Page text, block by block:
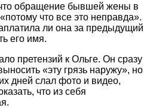
обращение бывшей жены в
что все это неправда».
ли она за предыдущий
его имя.
претензий к Ольге. Он сразу
«эту грязь наружу», но
дней слал фото и видео,
что из себя